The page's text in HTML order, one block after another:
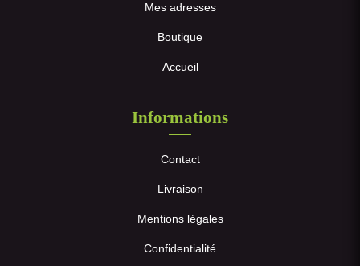
Mes adresses
Boutique
Accueil
Informations
Contact
Livraison
Mentions légales
Confidentialité